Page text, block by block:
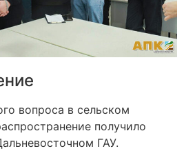
вопроса в сельском
получило
ГАУ.